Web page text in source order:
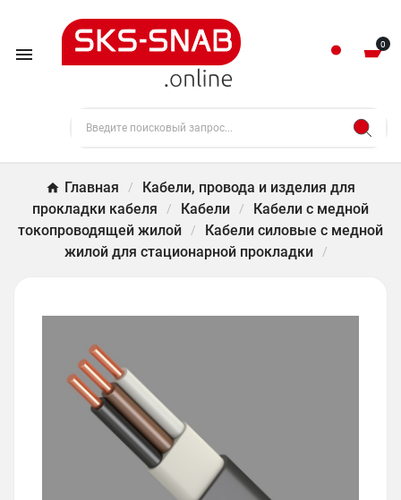
 0
Главная
Кабели, провода и изделия для
прокладки кабеля
Кабели
Кабели с медной
токопроводящей жилой
Кабели силовые с медной
жилой для стационарной прокладки